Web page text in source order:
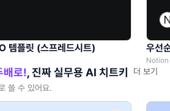
템플릿 (스프레드시트) 우선
Notion
배로!, 진짜 실무용 AI 치트키
더 보기
쓸 수 있어요.